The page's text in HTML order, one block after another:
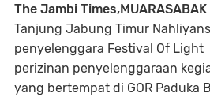
The Jambi Times,MUARASABAK |
Tanjung Jabung Timur
penyelenggara Festival Of
perizinan penyelenggaraan
yang bertempat di GOR Paduka